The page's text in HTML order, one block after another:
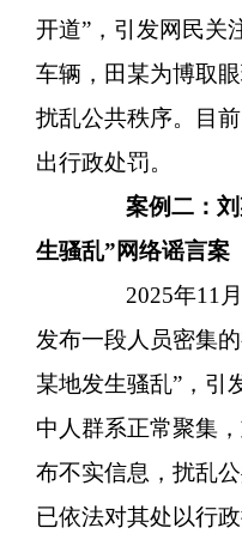
开道”，引发网民关
车辆，田某为博取
扰乱公共秩序。目
出行政处罚。
案例二：
生骚乱”网络谣言案
2025年11月
发布一段人员密集
某地发生骚乱”，引
中人群系正常聚集
布不实信息，扰乱
已依法对其处以行政